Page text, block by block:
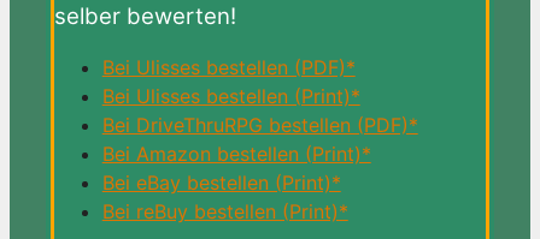
selber bewerten!
Bei Ulisses bestellen (PDF)*
Bei Ulisses bestellen (Print)*
Bei DriveThruRPG bestellen (PDF)*
Bei Amazon bestellen (Print)*
Bei eBay bestellen (Print)*
Bei reBuy bestellen (Print)*